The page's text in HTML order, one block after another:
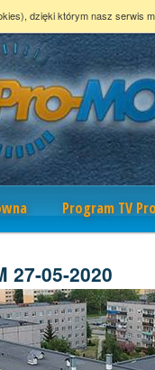
Program TV
27-05-2020
dzięki którym nasz serwis